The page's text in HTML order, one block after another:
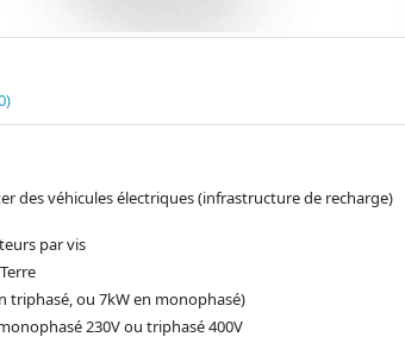
des véhicules électriques (infrastructure de recharge)
par vis
triphasé, ou 7kW en monophasé)
230V ou triphasé 400V